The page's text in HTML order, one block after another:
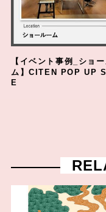
【イベント事例_ショ
ム】CITEN POP UP
E